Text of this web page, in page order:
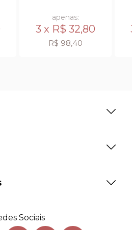
apenas:
3 x R$ 32,80
R$ 98,40
Sociais